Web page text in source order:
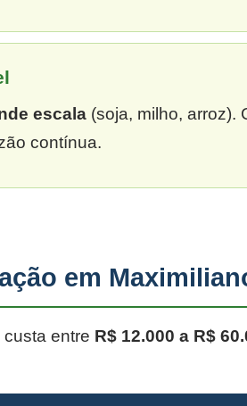
escala (soja, milho, arroz).
contínua.
em
entre R$ 12.000 a R$